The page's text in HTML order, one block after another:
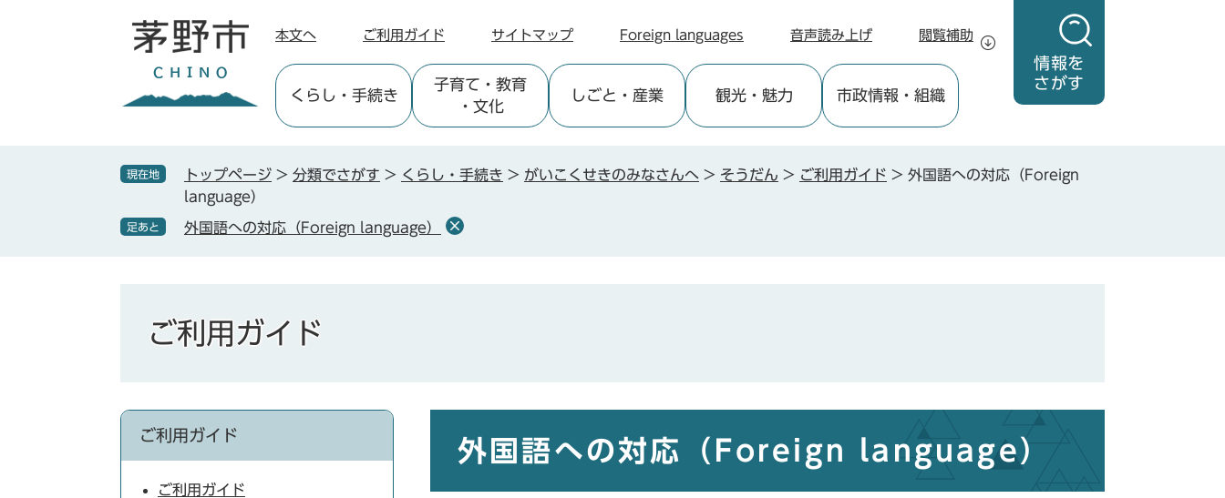
情報を
さがす
本文へ ご利用ガイド サイトマップ Foreign languages 音声読み上げ 閲覧補助
くらし ・手続き
子育て ・教育
・文化
しごと ・産業 観光・魅力 市政情報 ・組織
現在地 トップページ > 分類でさがす > くらし・手続き > がいこくせきのみなさんへ > そうだん > ご利用ガイド > 外国語への対応（Foreign
language）
足あと 外国語への対応（Foreign language）
ご利用ガイド
外国語への対応（Foreign language）
ご利用ガイド
ご利用ガイド